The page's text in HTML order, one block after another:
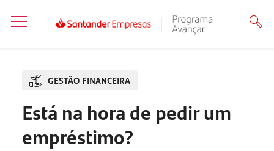
GESTÃO FINANCEIRA
Está na hora de pedir um
empréstimo?